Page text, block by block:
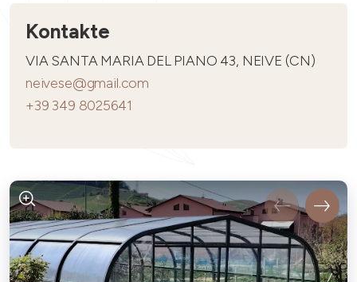
Kontakte
VIA SANTA MARIA DEL PIANO 43, NEIVE (CN)
neivese@gmail.com
+39 349 8025641